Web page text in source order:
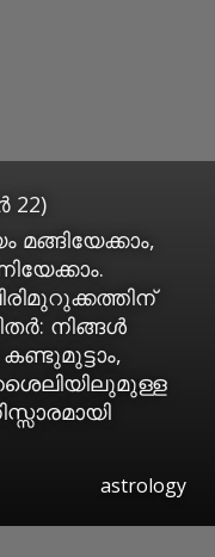
22)
നിങ്ങള്‍
astrology